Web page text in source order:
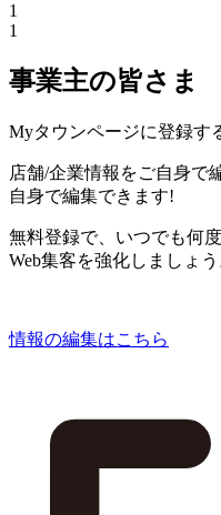
1
1
事業主の皆さま
Myタウンページに登録す
店舗/企業情報をご自身で
自身で編集できます!
無料登録で、いつでも何
Web集客を強化しましょう
情報の編集はこちら